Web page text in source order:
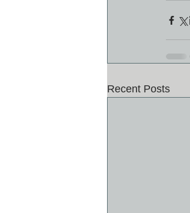
Recent Posts